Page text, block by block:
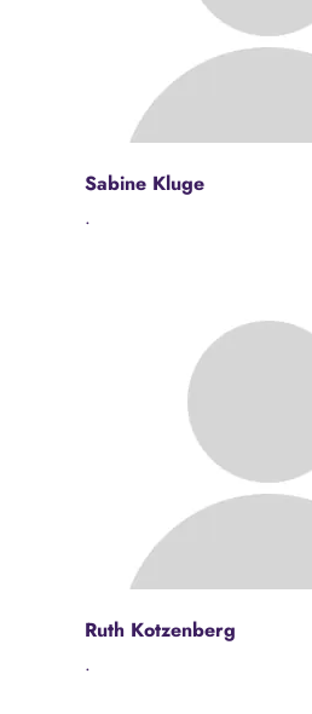
Sabine Kluge
.
Ruth Kotzenberg
.